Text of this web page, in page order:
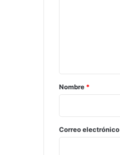
r
o
*
Nombre *
Correo electrónico